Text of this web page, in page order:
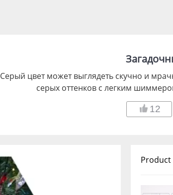
Серый цвет может выглядеть скучно и
серых оттенков с легким
12
Product